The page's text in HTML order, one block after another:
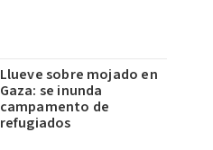
Llueve sobre mojado en
Gaza: se inunda
campamento de
refugiados